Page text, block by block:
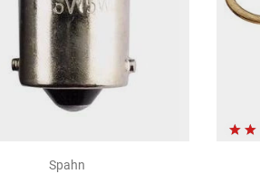
Spahn